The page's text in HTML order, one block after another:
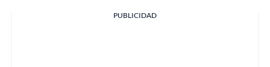
PUBLICIDAD